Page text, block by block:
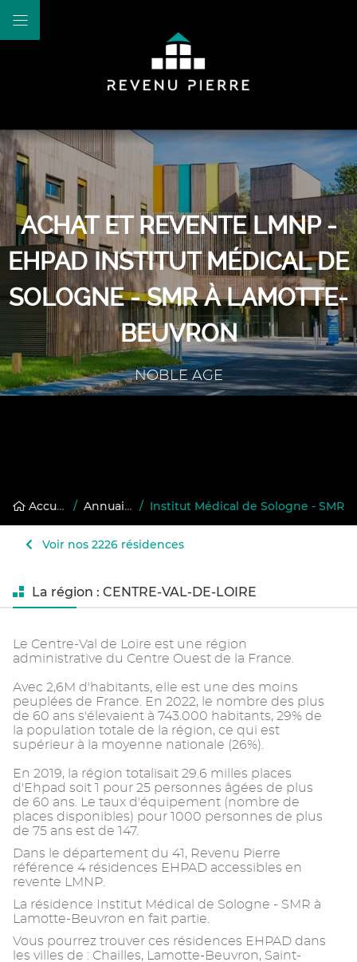
ACHAT ET REVENTE LMNP -
EHPAD INSTITUT MÉDICAL DE
SOLOGNE - SMR À LAMOTTE-
BEUVRON
NOBLE AGE
Accueil / Annuaire des résidences gérées / Institut Médical de Sologne - SMR
Voir nos 2226 résidences
La région : CENTRE-VAL-DE-LOIRE
Le Centre-Val de Loire est une région
administrative du Centre Ouest de la France.
Avec 2,6M d'habitants, elle est une des moins
peuplées de France. En 2022, le nombre des plus
de 60 ans s'élevaient à 743.000 habitants, 29% de
la population totale de la région, ce qui est
supérieur à la moyenne nationale (26%).
En 2019, la région totalisait 29.6 milles places
d'Ehpad soit 1 pour 25 personnes âgées de plus
de 60 ans. Le taux d'équipement (nombre de
places disponibles) pour 1000 personnes de plus
de 75 ans est de 147.
Dans le département du 41, Revenu Pierre
référence 4 résidences EHPAD accessibles en
revente LMNP.
La résidence Institut Médical de Sologne - SMR à
Lamotte-Beuvron en fait partie.
Vous pourrez trouver ces résidences EHPAD dans
les villes de : Chailles, Lamotte-Beuvron, Saint-